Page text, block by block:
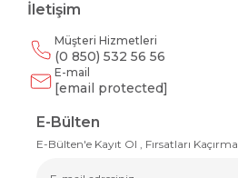
İletişim
Müşteri Hizmetleri
(0 850) 532 56 56
E-mail
[email protected]
E-Bülten
E-Bülten'e Kayıt Ol , Fırsatları Kaçırma